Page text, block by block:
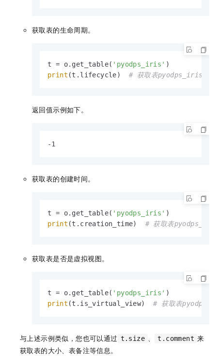
获取表的生命周期。
t = o.get_table( 'pyodps_iris'
print (t.lifecycle) # 获取表pyodps_iris的生
返回值示例如下。
-1
获取表的创建时间。
t = o.get_table( 'pyodps_iris'
print (t.creation_time) # 获取表pyodps_iris
获取表是否是虚拟视图。
t = o.get_table( 'pyodps_iris'
print (t.is_virtual_view) # 获取表
与上述示例类似，您也可以通过 t.size 、 t.comment 来
获取表的大小、表备注等信息。